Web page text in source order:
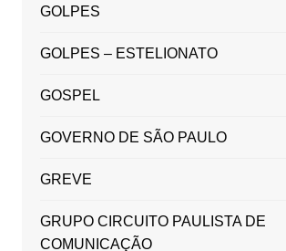
GOLPES
GOLPES – ESTELIONATO
GOSPEL
GOVERNO DE SÃO PAULO
GREVE
GRUPO CIRCUITO PAULISTA DE
COMUNICAÇÃO